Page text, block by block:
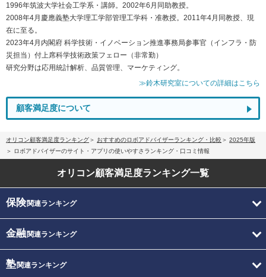
1996年筑波大学社会工学系・講師。2002年6月同助教授。
2008年4月慶應義塾大学理工学部管理工学科・准教授。2011年4月同教授、現
在に至る。
2023年4月内閣府 科学技術・イノベーション推進事務局参事官（インフラ・防
災担当）付上席科学技術政策フェロー（非常勤）
研究分野は応用統計解析、品質管理、マーケティング。
≫鈴木研究室についての詳細はこちら
顧客満足度について
オリコン顧客満足度ランキング おすすめのロボアドバイザーランキング・比較
2025年版
ロボアドバイザーのサイト・アプリの使いやすさランキング・口コミ情報
オリコン顧客満足度ランキング一覧
保険関連ランキング
金融関連ランキング
塾関連ランキング